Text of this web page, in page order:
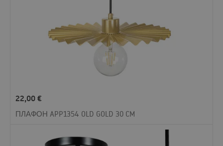
22,00€
ПЛАФОН APP1354 OLD GOLD 30 CM